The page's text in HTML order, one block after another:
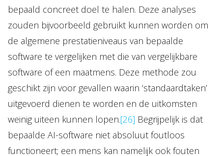
bepaald concreet doel te halen. Deze analyses
zouden bijvoorbeeld gebruikt kunnen worden om
de algemene prestatieniveaus van bepaalde
software te vergelijken met die van vergelijkbare
software of een maatmens. Deze methode zou
geschikt zijn voor gevallen waarin ‘standaardtaken’
uitgevoerd dienen te worden en de uitkomsten
weinig uiteen kunnen lopen.[26] Begrijpelijk is dat
bepaalde AI-software niet absoluut foutloos
functioneert; een mens kan namelijk ook fouten